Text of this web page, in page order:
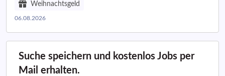
Weihnachtsgeld
06.08.2026
Suche speichern und kostenlos Jobs per
Mail erhalten.